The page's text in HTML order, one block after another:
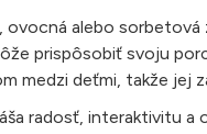
alebo sorbetová
prispôsobiť svoju
medzi deťmi, takže jej
radosť, interaktivitu